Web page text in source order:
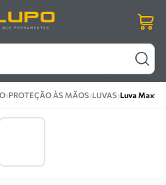
›PROTEÇÃO ÀS MÃOS›LUVAS›Luva